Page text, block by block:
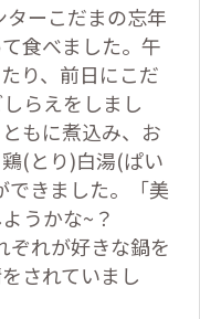
ーこだまの忘年
食べました。午
り、前日にこだ
らえをしまし
もに煮込み、お
鶏(とり)白湯(ぱい
できました。「美
うかな~ ？
れが好きな鍋を
されていまし